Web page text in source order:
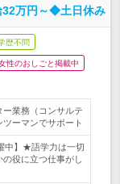
32万円～◆土日休み
歴不問
性のおしごと掲載中
業務（コンサルテ
ーマンでサポート
中】★語学力は一切
役に立つ仕事がし